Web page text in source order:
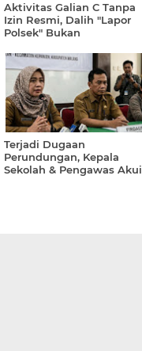
Aktivitas Galian C Tanpa
Izin Resmi, Dalih "Lapor
Polsek" Bukan
Terjadi Dugaan
Perundungan, Kepala
Sekolah & Pengawas Akui